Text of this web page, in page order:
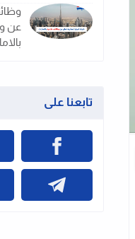
عن
تابعنا على